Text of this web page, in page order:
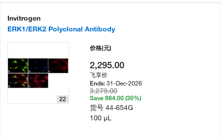
Invitrogen
ERK1/ERK2 Polyclonal Antibody
22
价格(元)
2,295.00
飞享价
Ends:31-Dec-2026
3,279.00
Save 984.00 (30%)
货号44-654G
100 µL